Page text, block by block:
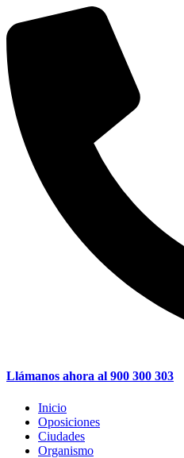
al
contenido
Llámanos ahora al 900 300 303
Inicio
Oposiciones
Ciudades
Organismo